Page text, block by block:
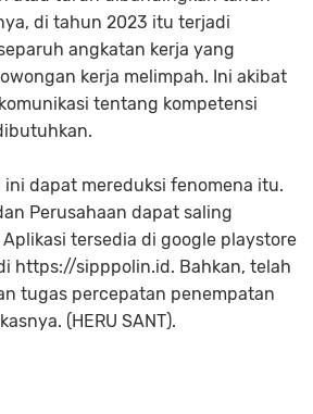
di tahun 2023 itu terjadi
angkatan kerja yang
kerja melimpah. Ini akibat
tentang kompetensi
ini dapat mereduksi fenomena itu.
Perusahaan dapat saling
tersedia di google playstore
https://sipppolin.id. Bahkan, telah
tugas percepatan penempatan
(HERU SANT).